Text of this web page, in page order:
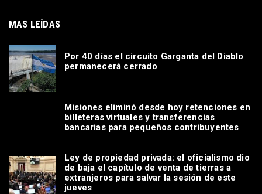
MAS LEÍDAS
Por 40 días el circuito Garganta del Diablo
permanecerá cerrado
Misiones eliminó desde hoy retenciones en
billeteras virtuales y transferencias
bancarias para pequeños contribuyentes
Ley de propiedad privada: el oficialismo dio
de baja el capítulo de venta de tierras a
extranjeros para salvar la sesión de este
jueves